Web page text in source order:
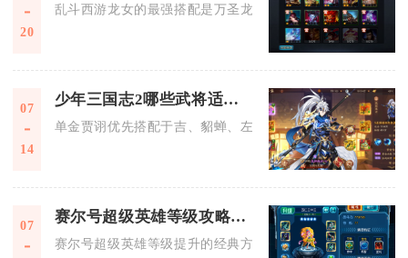
20
乱斗西游龙女的最强搭配是万圣龙女+九头虫+菩提祖师，这
07
14
少年三国志2哪些武将适合与单金贾诩搭配作战
单金贾诩优先搭配于吉、貂蝉、左慈、华佗、张角、吕布进
07 赛尔号超级英雄等级攻略有哪些经典方法
赛尔号超级英雄等级提升的经典方法核心是高效利用体力、